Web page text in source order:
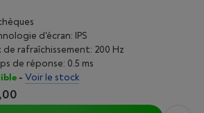
d'écran: IPS
de rafraîchissement: 200 Hz
de réponse: 0.5 ms
- Voir le stock